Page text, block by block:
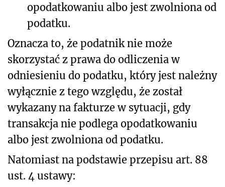
opodatkowaniu albo jest zwolniona od
podatku.
Oznacza to, że podatnik nie może
skorzystać z prawa do odliczenia w
odniesieniu do podatku, który jest należny
wyłącznie z tego względu, że został
wykazany na fakturze w sytuacji, gdy
transakcja nie podlega opodatkowaniu
albo jest zwolniona od podatku.
Natomiast na podstawie przepisu art. 88
ust. 4 ustawy: